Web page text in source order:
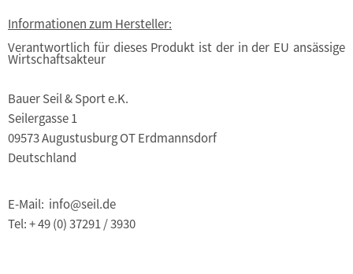
Informationen zum Hersteller:
Verantwortlich für dieses Produkt ist der in der EU ansässige
Wirtschaftsakteur
Bauer Seil & Sport e.K.
Seilergasse 1
09573 Augustusburg OT Erdmannsdorf
Deutschland
E-Mail: info@seil.de
Tel: + 49 (0) 37291 / 3930